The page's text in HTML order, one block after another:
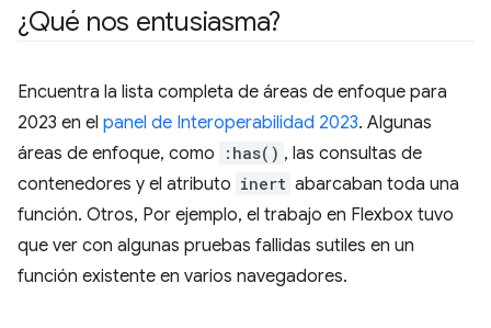
¿Qué nos entusiasma?
Encuentra la lista completa de áreas de enfoque para
2023 en el panel de Interoperabilidad 2023. Algunas
áreas de enfoque, como
:has() , las consultas de
contenedores y el atributo inert abarcaban toda una
función. Otros, Por ejemplo, el trabajo en Flexbox tuvo
que ver con algunas pruebas fallidas sutiles en un
función existente en varios navegadores.